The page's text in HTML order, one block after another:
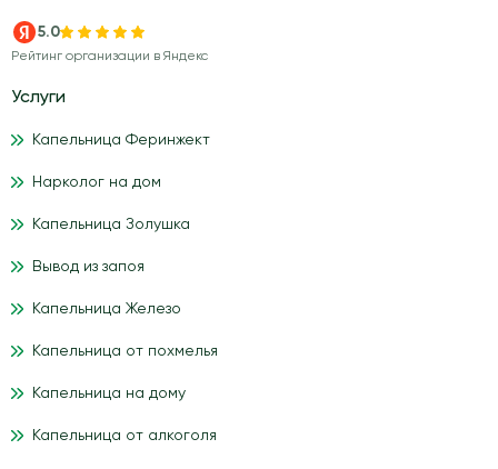
5.0
Рейтинг организации в Яндекс
Услуги
Капельница Феринжект
Нарколог на дом
Капельница Золушка
Вывод из запоя
Капельница Железо
Капельница от похмелья
Капельница на дому
Капельница от алкоголя